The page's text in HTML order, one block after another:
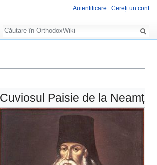
Cuviosul Paisie de la Neamț
Autentificare Cereți un cont
Căutare